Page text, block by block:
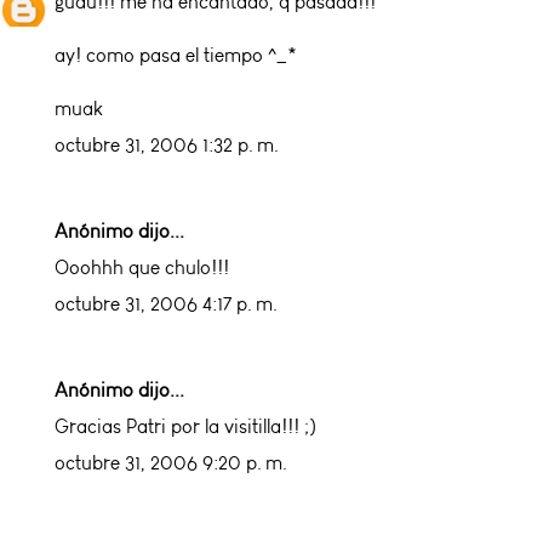
ay! como pasa el tiempo ^_*
muak
octubre 31, 2006 1:32 p. m.
Anónimo dijo...
Ooohhh que chulo!!!
octubre 31, 2006 4:17 p. m.
Anónimo dijo...
Gracias Patri por la visitilla!!! ;)
octubre 31, 2006 9:20 p. m.